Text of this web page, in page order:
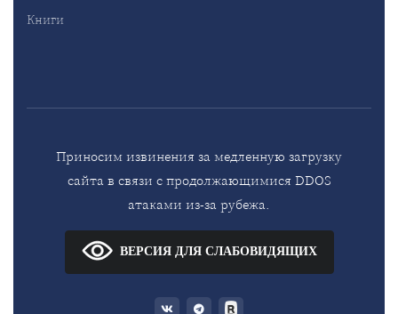
Книги
Приносим извинения за медленную загрузку
сайта в связи с продолжающимися DDOS
атаками из-за рубежа.
ВЕРСИЯ ДЛЯ СЛАБОВИДЯЩИХ